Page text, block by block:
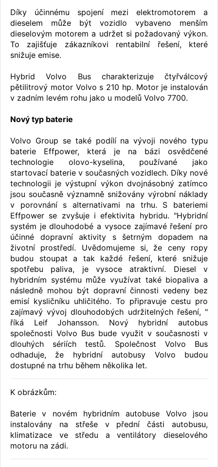
Díky účinnému spojení mezi elektromotorem a
dieselem může být vozidlo vybaveno menším
dieselovým motorem a udržet si požadovaný výkon.
To zajišťuje zákazníkovi rentabilní řešení, které
snižuje emise.
Hybrid Volvo Bus charakterizuje čtyřválcový
pětilitrový motor Volvo s 210 hp. Motor je instalován
v zadním levém rohu jako u modelů Volvo 7700.
Nový typ baterie
Volvo Group se také podílí na vývoji nového typu
baterie Effpower, která je na bázi osvědčené
technologie olovo-kyselina, používané jako
startovací baterie v současných vozidlech. Díky nové
technologii je výstupní výkon dvojnásobný zatímco
jsou současně významně snižovány výrobní náklady
v porovnání s alternativami na trhu. S bateriemi
Effpower se zvyšuje i efektivita hybridu. "Hybridní
systém je dlouhodobé a vysoce zajímavé řešení pro
účinné dopravní aktivity s šetrným dopadem na
životní prostředí. Uvědomujeme si, že ceny ropy
budou stoupat a tak každé řešení, které snižuje
spotřebu paliva, je vysoce atraktivní. Diesel v
hybridním systému může využívat také biopaliva a
následně mohou být dopravní činnosti vedeny bez
emisí kysličníku uhličitého. To připravuje cestu pro
zajímavý vývoj dlouhodobých udržitelných řešení, "
říká Leif Johansson. Nový hybridní autobus
společnosti Volvo Bus bude využit v současnosti v
dlouhých sériích testů. Společnost Volvo Bus
odhaduje, že hybridní autobusy Volvo budou
dostupné na trhu během několika let.
K obrázkům:
Baterie v novém hybridním autobuse Volvo jsou
instalovány na střeše v přední části autobusu,
klimatizace ve středu a ventilátory dieselového
motoru na zádi.